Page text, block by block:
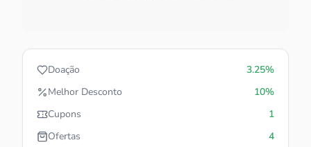
Doação
3.25%
Melhor Desconto
10%
Cupons
1
Ofertas
4